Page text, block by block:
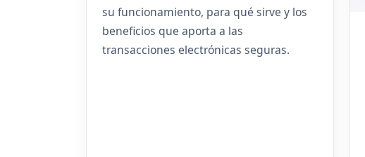
su funcionamiento, para qué sirve y los
beneficios que aporta a las
transacciones electrónicas seguras.